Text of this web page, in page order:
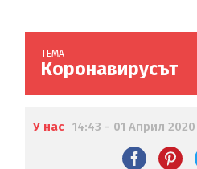
ТЕМА
Коронавирусът
У нас 14:43 - 01 Април 2020